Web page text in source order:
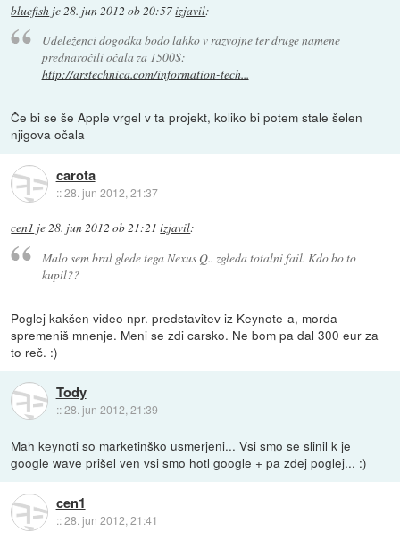
bluefish je28. jun 2012 ob 20:57izjavil:
Udeleženci dogodka bodo lahko v razvojne ter druge namene
prednaročili očala za 1500$:
http://arstechnica.com/information-tech...
Če bi se še Apple vrgel v ta projekt, koliko bi potem stale šelen
njigova očala
carota
::28. jun 2012, 21:37
cen1 je28. jun 2012 ob 21:21 izjavil:
Malo sem bral glede tega Nexus Q.. zgleda totalni fail. Kdo bo to
kupil??
Poglej kakšen video npr. predstavitev iz Keynote-a, morda
spremeniš mnenje. Meni se zdi carsko. Ne bom pa dal 300 eur za
to reč. :)
Tody
::28. jun 2012, 21:39
Mah keynoti so marketinško usmerjeni... Vsi smo se slinil k je
google wave prišel ven vsi smo hotl google + pa zdej poglej... :)
cen1
::28. jun 2012, 21:41